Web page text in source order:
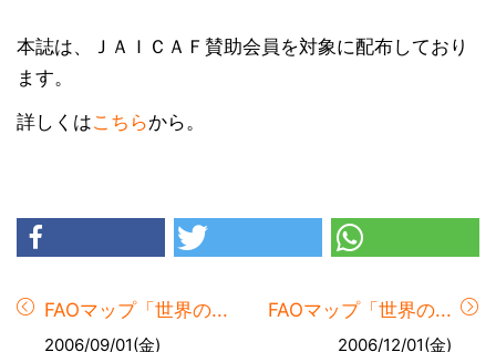
本誌は、ＪＡＩＣＡＦ賛助会員を対象に配布しており
ます。
詳しくはこちらから。
FAOマップ「世界の...
2006/09/01(金)
FAOマップ「世界の...
2006/12/01(金)